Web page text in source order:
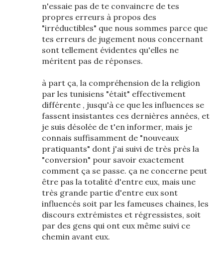
n'essaie pas de te convaincre de tes
propres erreurs à propos des
"irréductibles" que nous sommes parce que
tes erreurs de jugement nous concernant
sont tellement évidentes qu'elles ne
méritent pas de réponses.
à part ça, la compréhension de la religion
par les tunisiens "était" effectivement
différente , jusqu'à ce que les influences se
fassent insistantes ces dernières années, et
je suis désolée de t'en informer, mais je
connais suffisamment de "nouveaux
pratiquants" dont j'ai suivi de très près la
"conversion" pour savoir exactement
comment ça se passe. ça ne concerne peut
être pas la totalité d'entre eux, mais une
très grande partie d'entre eux sont
influencés soit par les fameuses chaines, les
discours extrémistes et régressistes, soit
par des gens qui ont eux même suivi ce
chemin avant eux.